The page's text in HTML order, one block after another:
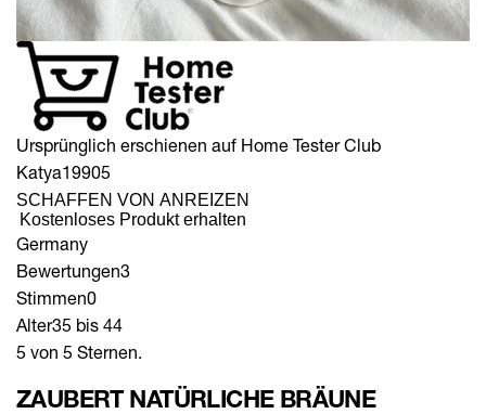
Ursprünglich erschienen auf Home Tester Club
Katya19905
SCHAFFEN VON ANREIZEN
Kostenloses Produkt erhalten
Germany
Bewertungen3
Stimmen0
Alter35 bis 44
5 von 5 Sternen.
ZAUBERT NATÜRLICHE BRÄUNE